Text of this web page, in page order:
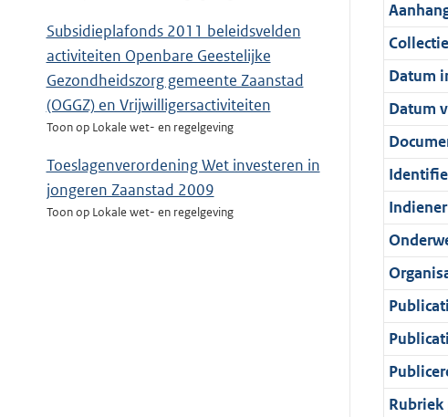
Subsidieplafonds 2011 beleidsvelden
activiteiten Openbare Geestelijke
Gezondheidszorg gemeente Zaanstad
(OGGZ) en Vrijwilligersactiviteiten
Toon op Lokale wet- en regelgeving
Toeslagenverordening Wet investeren in
jongeren Zaanstad 2009
Toon op Lokale wet- en regelgeving
i
e
i
n
f
o
r
m
a
a
t
4
0
K
b
t
i
e
i
n
f
o
r
m
a
a
t
:
7
K
b
a
t
i
e
i
n
f
o
r
m
a
a
t
e
:
5
K
b
c
a
t
i
e
i
n
f
o
r
m
a
a
t
Collectie
Datum
Datum
Indiener